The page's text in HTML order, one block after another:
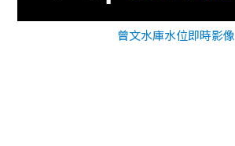
曾文水庫水位即時影像